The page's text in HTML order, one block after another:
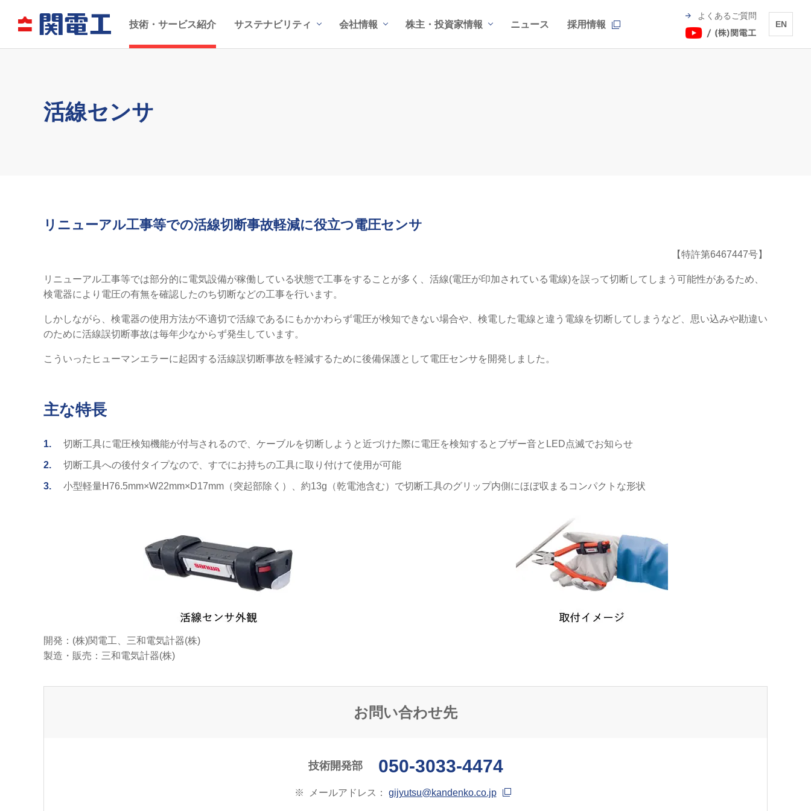
技術・サービス紹介 サステナビリティ 会社情報 株主・投資家情報 ニュース 採用情報
よくあるご質問
EN
活線センサ
リニューアル工事等での活線切断事故軽減に役立つ電圧センサ
【特許第6467447号】
リニューアル工事等では部分的に電気設備が稼働している状態で工事をすることが多く、活線(電圧が印加されている電線)を誤って切断してしまう可能性があるため、
検電器により電圧の有無を確認したのち切断などの工事を行います。
しかしながら、検電器の使用方法が不適切で活線であるにもかかわらず電圧が検知できない場合や、検電した電線と違う電線を切断してしまうなど、思い込みや勘違い
のために活線誤切断事故は毎年少なからず発生しています。
こういったヒューマンエラーに起因する活線誤切断事故を軽減するために後備保護として電圧センサを開発しました。
主な特長
1 切断工具に電圧検知機能が付与されるので、ケーブルを切断しようと近づけた際に電圧を検知するとブザー音とLED点滅でお知らせ
2 切断工具への後付タイプなので、すでにお持ちの工具に取り付けて使用が可能
3 小型軽量H76.5mm×W22mm×D17mm（突起部除く）、約13g（乾電池含む）で切断工具のグリップ内側にほぼ収まるコンパクトな形状
開発：(株)関電工、三和電気計器(株)
製造・販売：三和電気計器(株)
お問い合わせ先
技術開発部 050-3033-4474
※ メールアドレス： gijyutsu@kandenko.co.jp